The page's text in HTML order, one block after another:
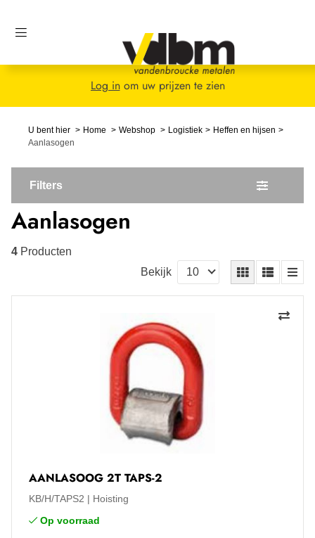
Log inom uw prijzen te zien
U bent hier Home Webshop Logistiek
Heffen en hijsen
Aanlasogen
Filters
Aanlasogen
4 Producten
Bekijk
AANLASOOG 2T TAPS-2
KB/H/TAPS2
Hoisting
Op voorraad